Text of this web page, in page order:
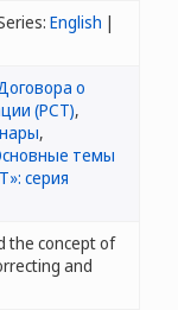
English |
о
(РСТ),
,
темы
серия
the concept of
and